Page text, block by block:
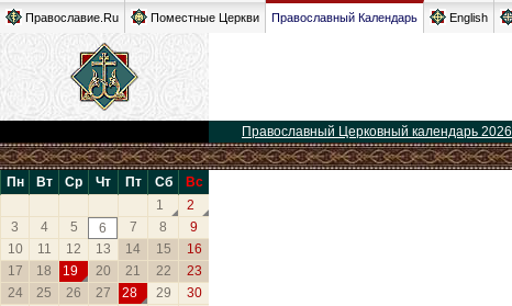
Православие.Ru Поместные Церкви Православный Календарь English
Православный Церковный календарь 2026
Пн Вт Ср Чт Пт Сб
Вс
1
2
3
4 5 6 7 8
9
10
11 12 13 14 15
16
17
18 19 20 21 22
23
24
25 26 27 28 29
30